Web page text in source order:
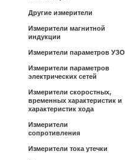
Другие измерители
Измерители магнитной
индукции
Измерители параметров УЗО
Измерители параметров
электрических сетей
Измерители скоростных,
временных характеристик и
характеристик хода
Измерители
сопротивления
Измерители тока утечки